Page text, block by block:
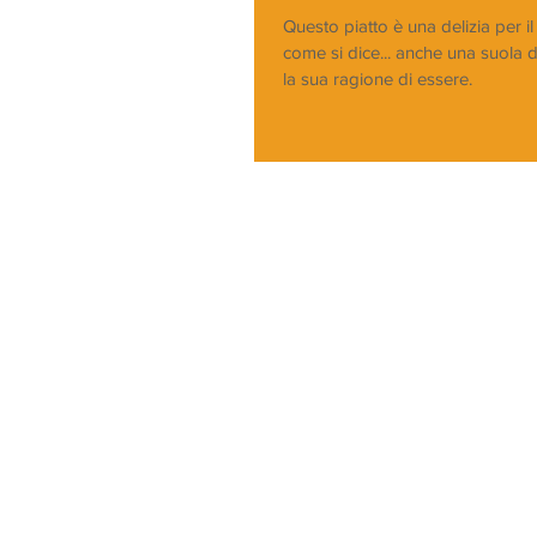
Questo piatto è una delizia per il
come si dice... anche una suola
la sua ragione di essere.